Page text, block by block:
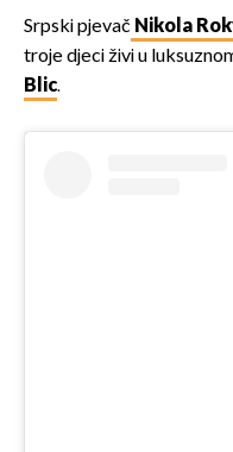
Srpski pjevač Nikola
troje djeci živi u
Blic.